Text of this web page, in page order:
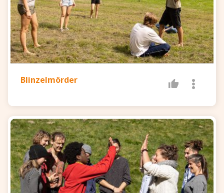
Blinzelmörder